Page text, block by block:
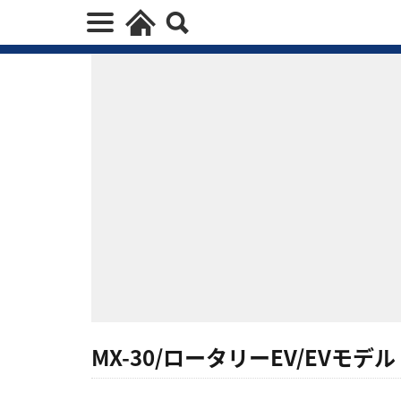
MX-30/ロータリーEV/EVモデル